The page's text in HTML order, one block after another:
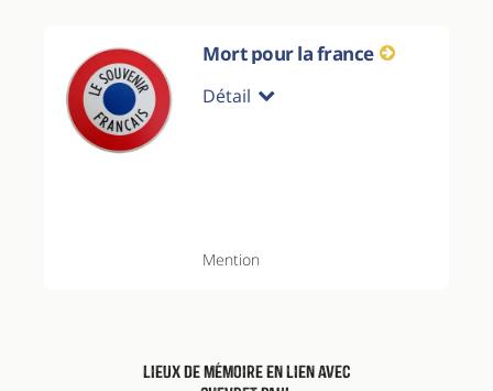
Mort pour la france
Détail
Mention
Lieux de mémoire en lien avec